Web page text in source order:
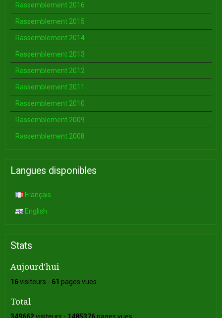
Rassemblement 2016
Rassemblement 2015
Rassemblement 2014
Rassemblement 2013
Rassemblement 2012
Rassemblement 2011
Rassemblement 2010
Rassemblement 2009
Rassemblement 2008
Langues disponibles
Français
English
Stats
Aujourd'hui
16visiteurs - 61 pages vues
Total
349662 visiteurs - 1485376pages vues